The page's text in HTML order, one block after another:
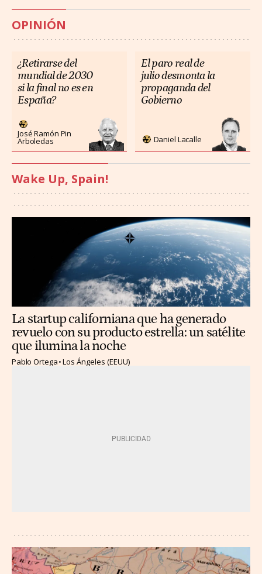
OPINIÓN
¿Retirarse del
mundial de 2030
si la final no es en
España?
José Ramón Pin
Arboledas
El paro real de
julio desmonta la
propaganda del
Gobierno
Daniel Lacalle
Wake Up, Spain!
La startup californiana que ha generado
revuelo con su producto estrella: un satélite
que ilumina la noche
Pablo Ortega Los Ángeles (EEUU)